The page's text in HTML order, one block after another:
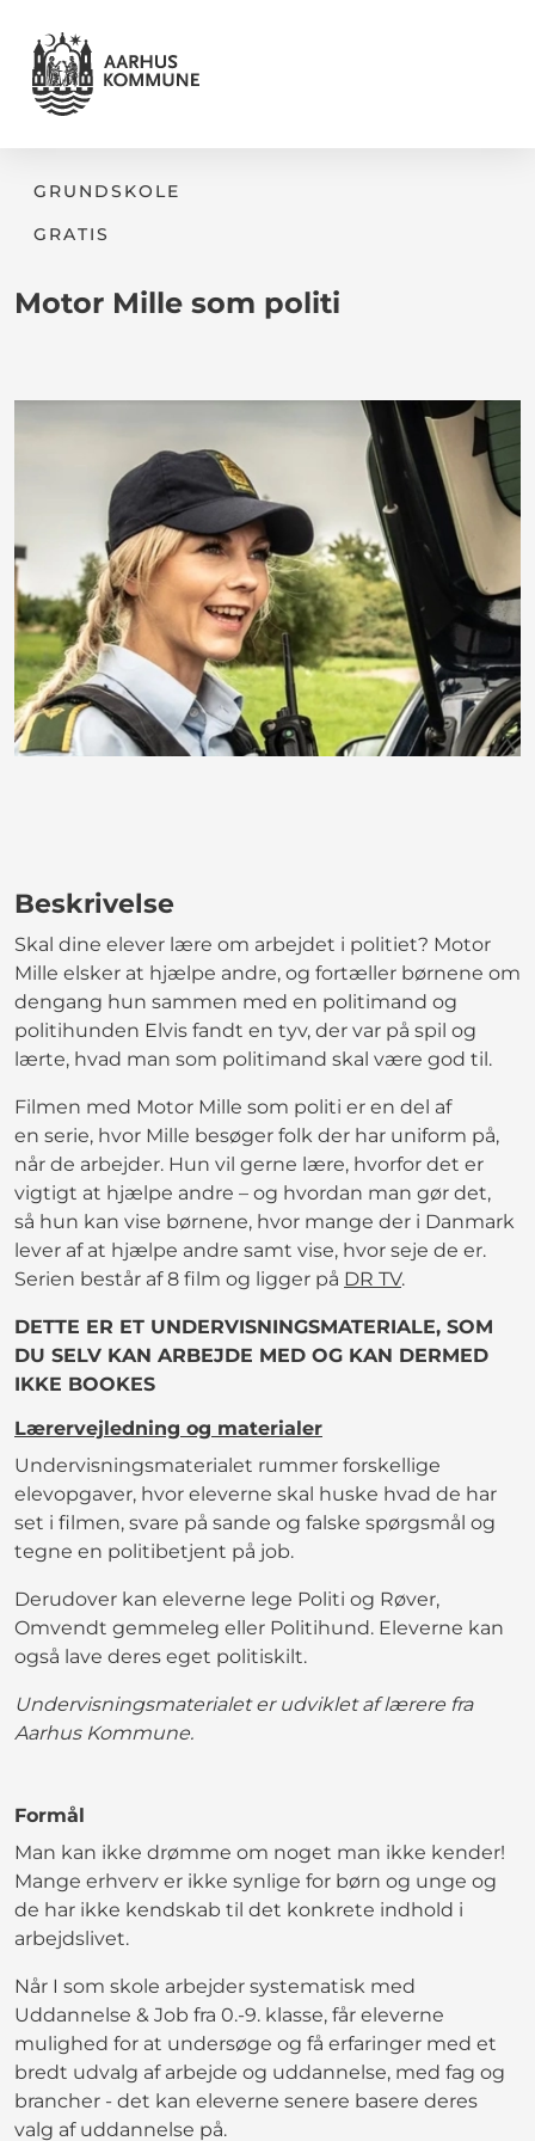
GRUNDSKOLE
GRATIS
Motor Mille som politi
Beskrivelse
Skal dine elever lære om arbejdet i politiet? Motor
Mille elsker at hjælpe andre, og fortæller børnene om
dengang hun sammen med en politimand og
politihunden Elvis fandt en tyv, der var på spil og
lærte, hvad man som politimand skal være god til.
Filmen med Motor Mille som politi er en del af
en serie, hvor Mille besøger folk der har uniform på,
når de arbejder. Hun vil gerne lære, hvorfor det er
vigtigt at hjælpe andre – og hvordan man gør det,
så hun kan vise børnene, hvor mange der i Danmark
lever af at hjælpe andre samt vise, hvor seje de er.
Serien består af 8 film og ligger på DR TV.
DETTE ER ET UNDERVISNINGSMATERIALE, SOM
DU SELV KAN ARBEJDE MED OG KAN DERMED
IKKE BOOKES
Lærervejledning og materialer
Undervisningsmaterialet rummer forskellige
elevopgaver, hvor eleverne skal huske hvad de har
set i filmen, svare på sande og falske spørgsmål og
tegne en politibetjent på job.
Derudover kan eleverne lege Politi og Røver,
Omvendt gemmeleg eller Politihund. Eleverne kan
også lave deres eget politiskilt.
Undervisningsmaterialet er udviklet af lærere fra
Aarhus Kommune.
Formål
Man kan ikke drømme om noget man ikke kender!
Mange erhverv er ikke synlige for børn og unge og
de har ikke kendskab til det konkrete indhold i
arbejdslivet.
Når I som skole arbejder systematisk med
Uddannelse & Job fra 0.-9. klasse, får eleverne
mulighed for at undersøge og få erfaringer med et
bredt udvalg af arbejde og uddannelse, med fag og
brancher - det kan eleverne senere basere deres
valg af uddannelse på.